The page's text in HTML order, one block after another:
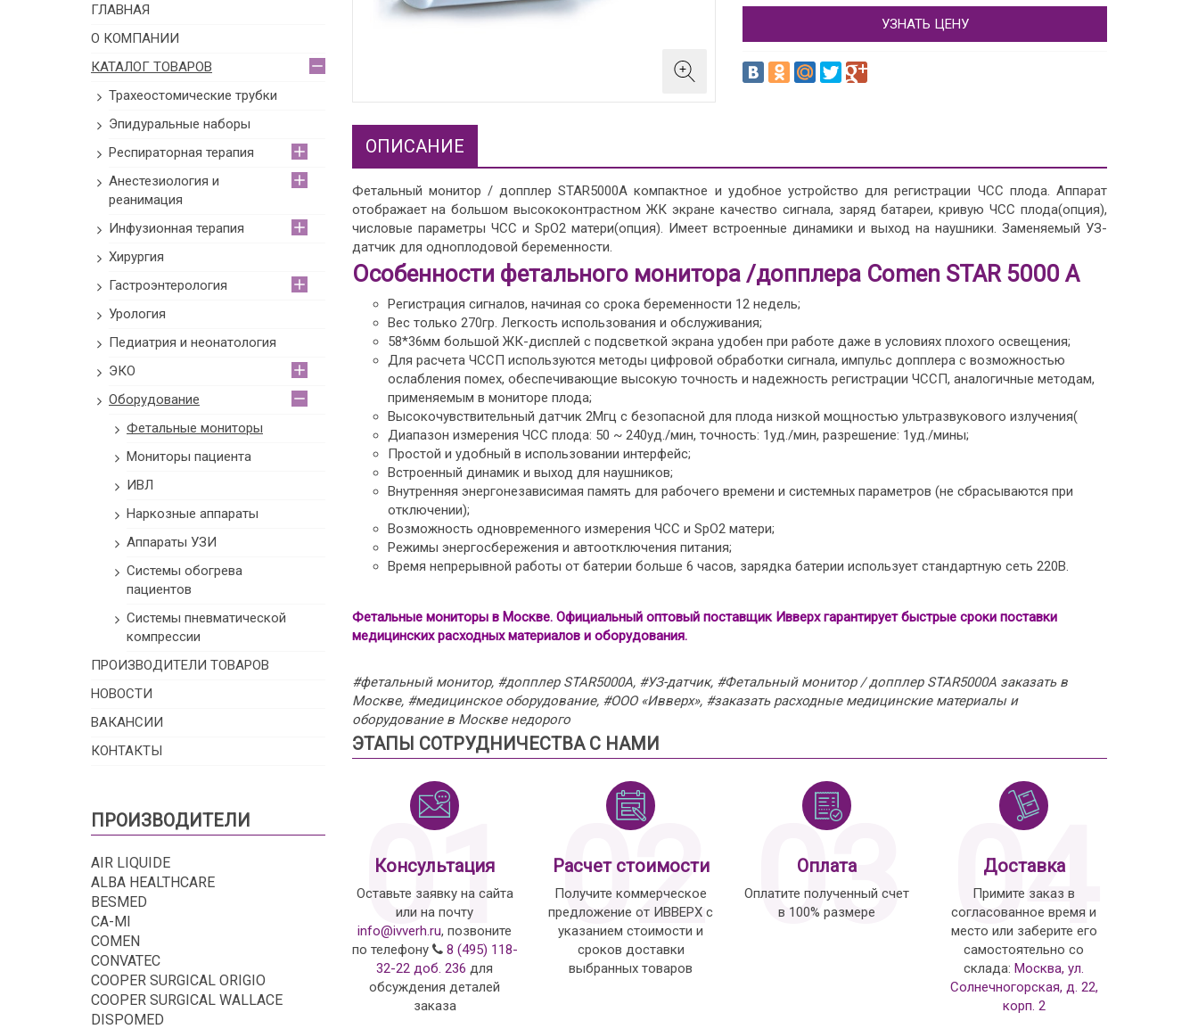
УЗНАТЬ ЦЕНУ
ОПИСАНИЕ
Фетальный монитор / допплер STAR5000A компактное и удобное устройство для регистрации ЧСС плода. Аппарат
отображает на большом высококонтрастном ЖК экране качество сигнала, заряд батареи, кривую ЧСС плода(опция),
числовые параметры ЧСС и SpO2 матери(опция). Имеет встроенные динамики и выход на наушники. Заменяемый УЗ-
датчик для одноплодовой беременности.
Особенности фетального монитора /допплера Comen STAR 5000 A
Регистрация сигналов, начиная со срока беременности 12 недель;
Вес только 270гр. Легкость использования и обслуживания;
58*36мм большой ЖК-дисплей с подсветкой экрана удобен при работе даже в условиях плохого освещения;
Для расчета ЧССП используются методы цифровой обработки сигнала, импульс допплера с возможностью
ослабления помех, обеспечивающие высокую точность и надежность регистрации ЧССП, аналогичные методам,
применяемым в мониторе плода;
Высокочувствительный датчик 2Мгц с безопасной для плода низкой мощностью ультразвукового излучения(
Диапазон измерения ЧСС плода: 50 ~ 240уд./мин, точность: 1уд./мин, разрешение: 1уд./мины;
Простой и удобный в использовании интерфейс;
Встроенный динамик и выход для наушников;
Внутренняя энергонезависимая память для рабочего времени и системных параметров (не сбрасываются при
отключении);
Возможность одновременного измерения ЧСС и SpO2 матери;
Режимы энергосбережения и автоотключения питания;
Время непрерывной работы от батерии больше 6 часов, зарядка батерии использует стандартную сеть 220В.
Фетальные мониторы в Москве. Официальный оптовый поставщик Ивверх гарантирует быстрые сроки поставки
медицинских расходных материалов и оборудования.
#фетальный монитор, #допплер STAR5000A, #УЗ-датчик, #Фетальный монитор / допплер STAR5000A заказать в
Москве, #медицинское оборудование, #ООО «Ивверх», #заказать расходные медицинские материалы и
оборудование в Москве недорого
ЭТАПЫ СОТРУДНИЧЕСТВА С НАМИ
01
Консультация
Оставьте заявку на сайта
или на почту
info@ivverh.ru, позвоните
по телефону
8 (495) 118-
32-22 доб. 236 для
обсуждения деталей
заказа
02
Расчет стоимости
Получите коммерческое
предложение от ИВВЕРХ с
указанием стоимости и
сроков доставки
выбранных товаров
03
Оплата
Оплатите полученный счет
в 100% размере
04
Доставка
Примите заказ в
согласованное время и
место или заберите его
самостоятельно со
склада:Москва, ул.
Солнечногорская, д. 22,
корп. 2
ГЛАВНАЯ
О КОМПАНИИ
КАТАЛОГ ТОВАРОВ
Трахеостомические трубки
Эпидуральные наборы
Респираторная терапия
Анестезиология и
реанимация
Инфузионная терапия
Хирургия
Гастроэнтерология
Урология
Педиатрия и неонатология
ЭКО
Оборудование
Фетальные мониторы
Мониторы пациента
ИВЛ
Наркозные аппараты
Аппараты УЗИ
Системы обогрева
пациентов
Системы пневматической
компрессии
ПРОИЗВОДИТЕЛИ ТОВАРОВ
НОВОСТИ
ВАКАНСИИ
КОНТАКТЫ
ПРОИЗВОДИТЕЛИ
AIR LIQUIDE
ALBA HEALTHCARE
BESMED
CA-MI
COMEN
CONVATEC
COOPER SURGICAL ORIGIO
COOPER SURGICAL WALLACE
DISPOMED